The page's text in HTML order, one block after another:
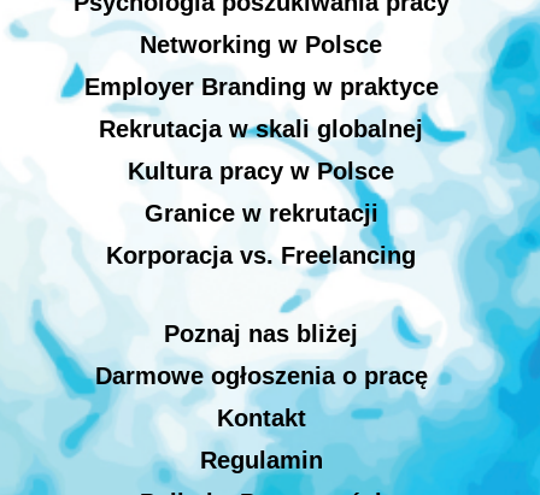
Networking w Polsce
Employer Branding w praktyce
Rekrutacja w skali globalnej
Kultura pracy w Polsce
Granice w rekrutacji
Korporacja vs. Freelancing
Poznaj nas bliżej
Darmowe ogłoszenia o pracę
Kontakt
Regulamin